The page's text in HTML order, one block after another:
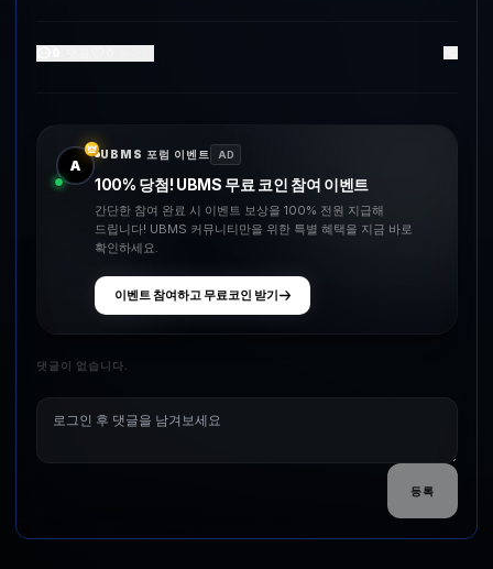
A
UBMS 포럼 이벤트 AD
100% 당첨! UBMS 무료 코인 참여 이벤트
간단한 참여 완료 시 이벤트 보상을 100% 전원 지급해
드립니다! UBMS 커뮤니티만을 위한 특별 혜택을 지금 바로
확인하세요.
이벤트 참여하고 무료코인 받기
댓글이 없습니다.
등록